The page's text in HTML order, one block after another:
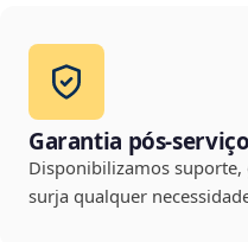
Garantia pós-serviço
Disponibilizamos
surja qualquer